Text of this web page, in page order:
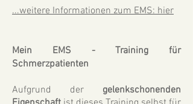
...weitere Informationen zum EMS: hier
Mein EMS - Training für
Schmerzpatienten
Aufgrund der gelenkschonenden